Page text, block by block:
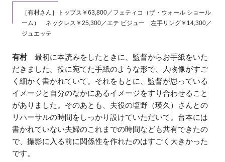
［有村さん］トップス￥63,800／フェティコ（ザ・ウォール ショール
ーム） ネックレス￥25,300／エテ ビジュー 左手リング￥14,300／
ジュエッテ
有村最初に本読みをしたときに、監督からお手紙をいた
だきました。役に宛てた手紙のような形で、人物像がすご
く細かく書かれていて。それをもとに、監督が思っている
イメージと自分のなかにあるイメージをすり合わせること
がありました。そのあとも、夫役の塩野（瑛久）さんとの
リハーサルの時間をしっかり設けていただいて。台本には
書かれていない夫婦のこれまでの時間なども共有できたの
で、撮影に入る前に関係性を作れたのはすごく大きかった
です。